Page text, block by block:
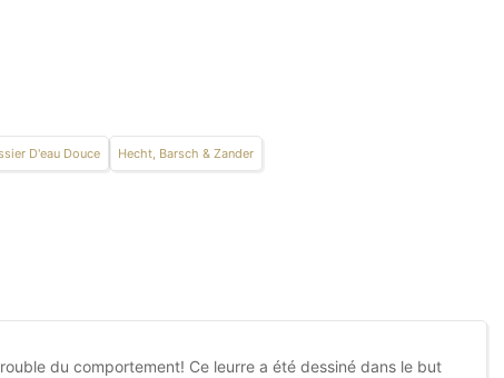
D'eau Douce Hecht, Barsch & Zander
du comportement! Ce leurre a été dessiné dans le but